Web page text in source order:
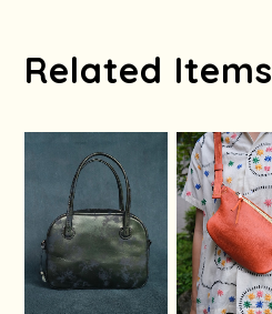
Related Items